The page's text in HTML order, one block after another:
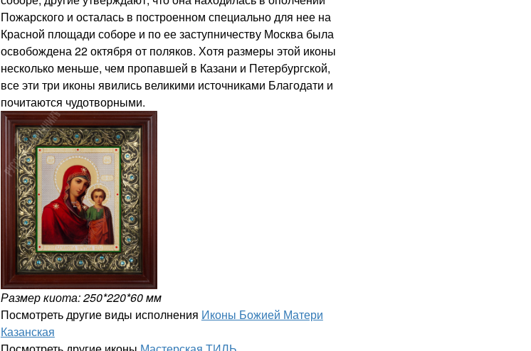
Пожарского и осталась в построенном специально для нее на
Красной площади соборе и по ее заступничеству Москва была
освобождена 22 октября от поляков. Хотя размеры этой иконы
несколько меньше, чем пропавшей в Казани и Петербургской,
все эти три иконы явились великими источниками Благодати и
почитаются чудотворными.
Размер киота: 250*220*60 мм
Посмотреть другие виды исполнения Иконы Божией Матери
Казанская